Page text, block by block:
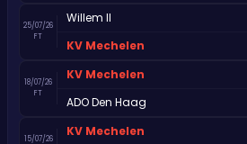
25/07/26
FT
Willem II
KV Mechelen
18/07/26
FT
KV Mechelen
ADO Den Haag
15/07/26
KV Mechelen